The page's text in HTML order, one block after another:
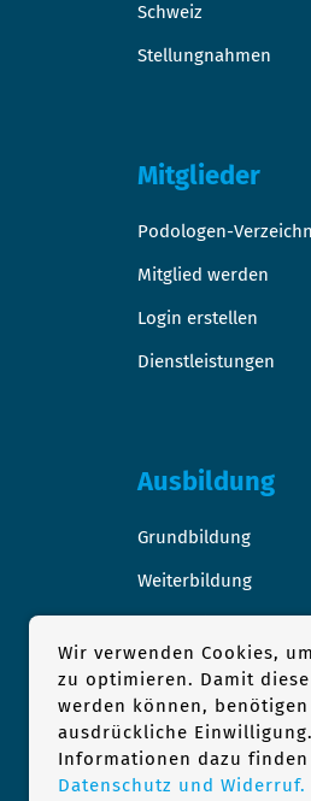
Schweiz
Stellungnahmen
Mitglieder
Podologen-
Mitglied werden
Login erstellen
Dienstleistungen
Ausbildung
Grundbildung
Weiterbildung
Podologie
Wir verwenden Cookies,
zu optimieren. Damit
werden können,
ausdrückliche
Informationen dazu
Datenschutz und Widerruf.